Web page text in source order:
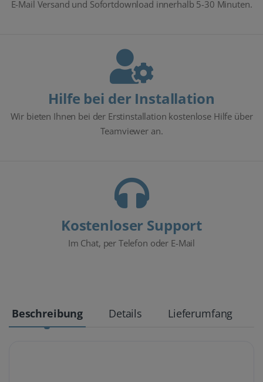
E-Mail Versand und Sofortdownload innerhalb 5-30 Minuten.
Hilfe bei der Installation
Wir bieten Ihnen bei der Erstinstallation kostenlose Hilfe über
Teamviewer an.
Kostenloser Support
Im Chat, per Telefon oder E-Mail
Beschreibung Details Lieferumfang